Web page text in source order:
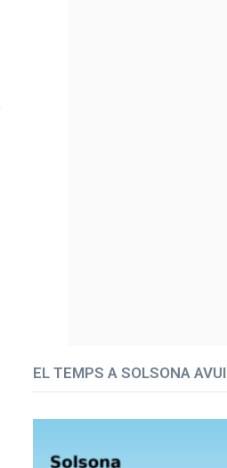
EL TEMPS A SOLSONA AVUI